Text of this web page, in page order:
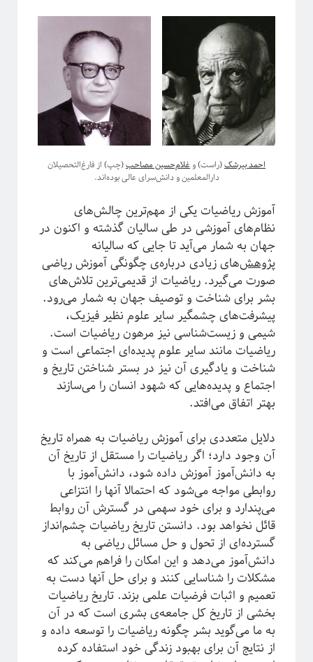
پشت‌پرده نجوم
#شرح_پیچیدگی
دوره «مقدمه‌ای بر بازبهنجارش»
احمد بیرشک(راست) وغلام‌حسین مصاحب(چپ) از فارغ‌التحصیلان
دارالمعلمین و دانش‌سرای عالی بوده‌اند.
آموزش ریاضیات یکی از مهم‌ترین چالش‌های
نظام‌های آموزشی در طی سالیان گذشته و اکنون در
جهان به شمار می‌آید تا جایی که سالیانه
پژوهش‌های زیادی درباره‌ی چگونگی آموزش ریاضی
صورت می‌گیرد. ریاضیات از قدیمی‌ترین تلاش‌های
بشر برای شناخت و توصیف جهان به شمار می‌رود.
پیشرفت‌های چشمگیر سایر علوم نظیر فیزیک،
شیمی و زیست‌شناسی نیز مرهون ریاضیات است.
ریاضیات مانند سایر علوم پدیده‌ای اجتماعی است و
شناخت و یادگیری آن نیز در بستر شناختن تاریخ و
اجتماع و پدیده‌هایی که شهود انسان را می‌سازند
بهتر اتفاق می‌افتد.
دلایل متعددی برای آموزش ریاضیات به همراه تاریخ
آن وجود دارد؛ اگر ریاضیات را مستقل از تاریخ آن
به دانش‌آموز آموزش داده شود، دانش‌آموز با
روابطی مواجه می‌شود که احتمالا آنها را انتزاعی
می‌پندارد و برای خود سهمی در گسترش آن روابط
قائل نخواهد بود. دانستن تاریخ ریاضیات چشم‌انداز
گسترده‌ای از تحول و حل مسائل ریاضی به
دانش‌آموز می‌دهد و این امکان را فراهم می‌کند که
مشکلات را شناسایی کنند و برای حل آنها دست به
تعمیم و اثبات فرضیات علمی بزند. تاریخ ریاضیات
بخشی از تاریخ کل جامعه‌ی بشری است که در آن
به ما می‌گوید بشر چگونه ریاضیات را توسعه داده و
از نتایج آن برای بهبود زندگی خود استفاده کرده